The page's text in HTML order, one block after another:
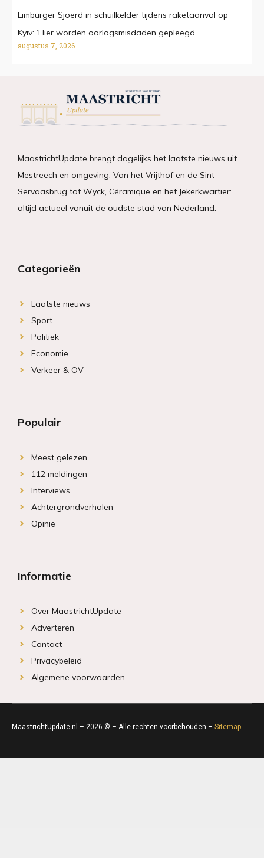
Limburger Sjoerd in schuilkelder tijdens raketaanval op
Kyiv: ‘Hier worden oorlogsmisdaden gepleegd’
augustus 7, 2026
MaastrichtUpdate brengt dagelijks het laatste nieuws uit
Mestreech en omgeving. Van het Vrijthof en de Sint
Servaasbrug tot Wyck, Céramique en het Jekerkwartier:
altijd actueel vanuit de oudste stad van Nederland.
Categorieën
Laatste nieuws
Sport
Politiek
Economie
Verkeer & OV
Populair
Meest gelezen
112 meldingen
Interviews
Achtergrondverhalen
Opinie
Informatie
Over MaastrichtUpdate
Adverteren
Contact
Privacybeleid
Algemene voorwaarden
MaastrichtUpdate.nl – 2026 © – Alle rechten voorbehouden – Sitemap